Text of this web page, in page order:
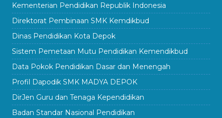
Kementerian Pendidikan Republik Indonesia
Direktorat Pembinaan SMK Kemdikbud
Dinas Pendidikan Kota Depok
Sistem Pemetaan Mutu Pendidikan Kemendikbud
Data Pokok Pendidikan Dasar dan Menengah
Profil Dapodik SMK MADYA DEPOK
DirJen Guru dan Tenaga Kependidikan
Badan Standar Nasional Pendidikan